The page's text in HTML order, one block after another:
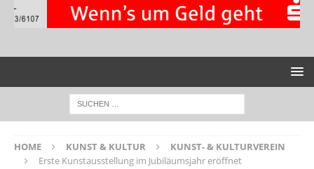
HOME KUNST & KULTUR
KUNST- & KULTURVEREIN
Erste Kunstausstellung im Jubiläumsjahr eröffnet